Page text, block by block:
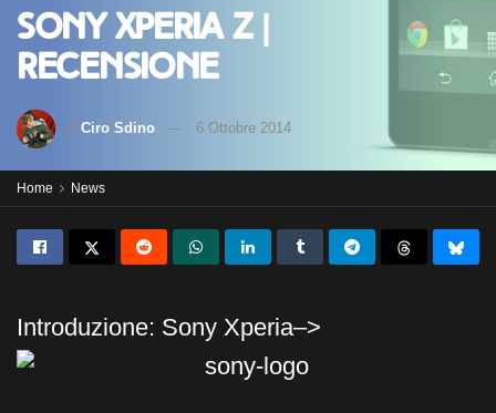
Sony Xperia Z |
Recensione
di Ciro Sdino 6 Ottobre 2014
Home News
Introduzione: Sony Xperia–>